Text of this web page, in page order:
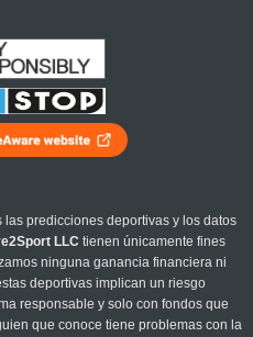
las predicciones deportivas y los datos
LLC tienen únicamente fines
ninguna ganancia financiera ni
deportivas implican un riesgo
responsable y solo con fondos que
que conoce tiene problemas con la